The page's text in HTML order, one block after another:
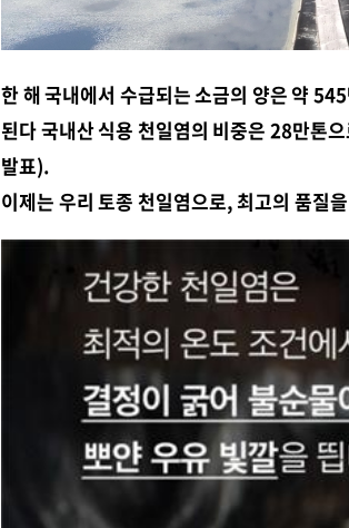
한 해 국내에서 수급되는 소금의 양은 약
된다 국내산 식용 천일염의 비중은 28만톤
발표).
이제는 우리 토종 천일염으로, 최고의 품질